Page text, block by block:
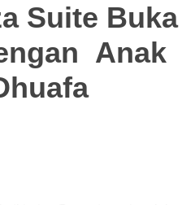
Suite Buka
Anak